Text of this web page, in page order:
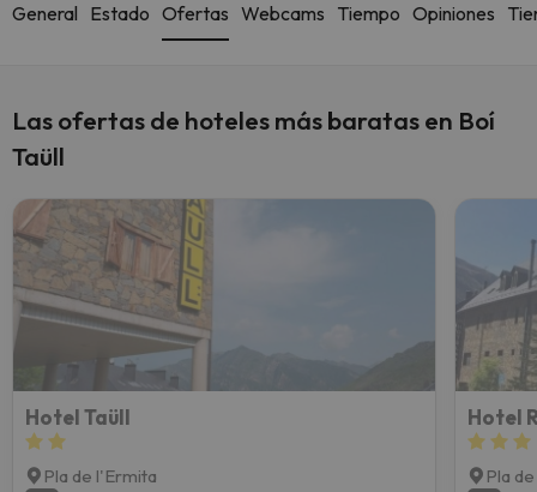
General Estado Ofertas Webcams Tiempo Opiniones
Las ofertas de hoteles más baratas en Boí
Taüll
Hotel Taüll
Pla de l'Ermita
Hotel
Pla